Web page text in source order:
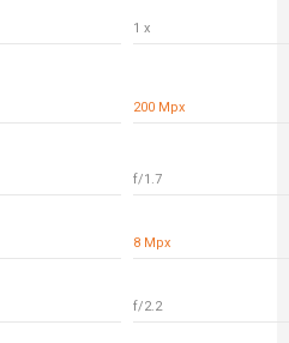
1 x
200 Mpx
f/1.7
8 Mpx
f/2.2